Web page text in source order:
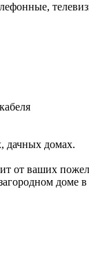
дачных домах.
от ваших